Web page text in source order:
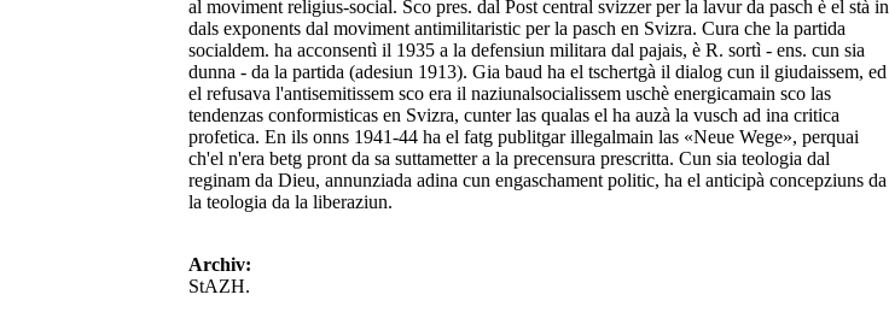
al moviment religius-social. Sco pres. dal Post central svizzer per la lavur da pasch è el stà in
dals exponents dal moviment antimilitaristic per la pasch en Svizra. Cura che la partida
socialdem. ha acconsentì il 1935 a la defensiun militara dal pajais, è R. sortì - ens. cun sia
dunna - da la partida (adesiun 1913). Gia baud ha el tschertgà il dialog cun il giudaissem, ed
el refusava l'antisemitissem sco era il naziunalsocialissem uschè energicamain sco las
tendenzas conformisticas en Svizra, cunter las qualas el ha auzà la vusch ad ina critica
profetica. En ils onns 1941-44 ha el fatg publitgar illegalmain las «Neue Wege», perquai
ch'el n'era betg pront da sa suttametter a la precensura prescritta. Cun sia teologia dal
reginam da Dieu, annunziada adina cun engaschament politic, ha el anticipà concepziuns da
la teologia da la liberaziun.
Archiv:
StAZH.